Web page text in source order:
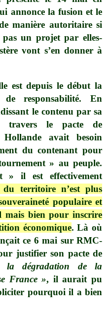
annonce la fusion et le
manière autoritaire si
pas un projet par elles-
vont s’en donner à
est depuis le début la
responsabilité. En
le contenu par sa
travers le pacte de
Hollande avait besoin
du contenant pour
» au peuple.
» il est effectivement
du territoire n’est plus
populaire et
mais bien pour inscrire
économique. Là où
ce 6 mai sur RMC-
justifier son pacte de
la dégradation de la
France », il aurait pu
pourquoi il a bien